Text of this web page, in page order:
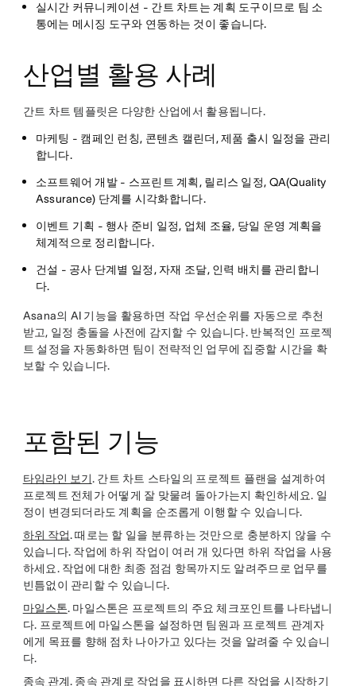
실시간 커뮤니케이션 - 간트 차트는 계획 도구이므로 팀 소
통에는 메시징 도구와 연동하는 것이 좋습니다.
산업별 활용 사례
간트 차트 템플릿은 다양한 산업에서 활용됩니다.
마케팅 - 캠페인 런칭, 콘텐츠 캘린더, 제품 출시 일정을 관리
합니다.
소프트웨어 개발- 스프린트 계획, 릴리스 일정, QA(Quality
Assurance) 단계를 시각화합니다.
이벤트 기획 - 행사 준비 일정, 업체 조율, 당일 운영 계획을
체계적으로 정리합니다.
건설 - 공사 단계별 일정, 자재 조달, 인력 배치를 관리합니
다.
Asana의 AI 기능을 활용하면 작업 우선순위를 자동으로 추천
받고, 일정 충돌을 사전에 감지할 수 있습니다. 반복적인 프로젝
트 설정을 자동화하면 팀이 전략적인 업무에 집중할 시간을 확
보할 수 있습니다.
포함된 기능
타임라인 보기. 간트 차트 스타일의 프로젝트 플랜을 설계하여
프로젝트 전체가 어떻게 잘 맞물려 돌아가는지 확인하세요. 일
정이 변경되더라도 계획을 순조롭게 이행할 수 있습니다.
하위 작업. 때로는 할 일을 분류하는 것만으로 충분하지 않을 수
있습니다. 작업에 하위 작업이 여러 개 있다면 하위 작업을 사용
하세요. 작업에 대한 최종 점검 항목까지도 알려주므로 업무를
빈틈없이 관리할 수 있습니다.
마일스톤. 마일스톤은 프로젝트의 주요 체크포인트를 나타냅니
다. 프로젝트에 마일스톤을 설정하면 팀원과 프로젝트 관계자
에게 목표를 향해 점차 나아가고 있다는 것을 알려줄 수 있습니
다.
종속 관계. 종속 관계로 작업을 표시하면 다른 작업을 시작하기